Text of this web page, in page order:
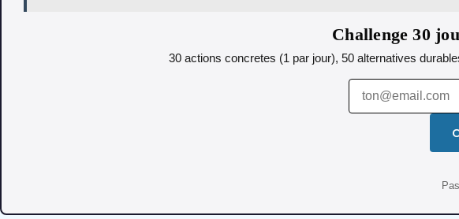
Challenge 30
30 actions concretes (1 par jour), 50 alternatives